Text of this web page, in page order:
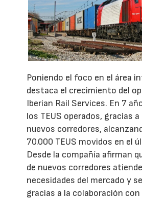
Poniendo el foco en el área
destaca el crecimiento del
Iberian Rail Services. En 7
los TEUS operados, gracias
nuevos corredores,
70.000 TEUS movidos en el
Desde la compañía afirman
de nuevos corredores
necesidades del mercado y
gracias a la colaboración